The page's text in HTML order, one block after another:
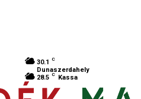
30.1 C
Dunaszerdahely
28.5 C Kassa